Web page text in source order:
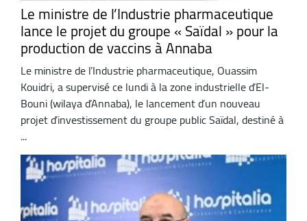
Le ministre de l’Industrie pharmaceutique
lance le projet du groupe « Saïdal » pour la
production de vaccins à Annaba
Le ministre de l’Industrie pharmaceutique, Ouassim
Kouidri, a supervisé ce lundi à la zone industrielle d’El-
Bouni (wilaya d’Annaba), le lancement d’un nouveau
projet d’investissement du groupe public Saïdal, destiné à
...